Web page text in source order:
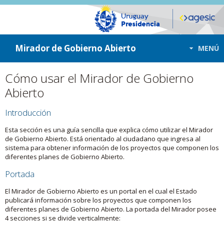
ir a contenido
ir al menú
Mirador de Gobierno Abierto MENÚ
Cómo usar el Mirador de Gobierno
Abierto
Introducción
Esta sección es una guía sencilla que explica cómo utilizar el Mirador
de Gobierno Abierto. Está orientado al ciudadano que ingresa al
sistema para obtener información de los proyectos que componen los
diferentes planes de Gobierno Abierto.
Portada
El Mirador de Gobierno Abierto es un portal en el cual el Estado
publicará información sobre los proyectos que componen los
diferentes planes de Gobierno Abierto. La portada del Mirador posee
4 secciones si se divide verticalmente: